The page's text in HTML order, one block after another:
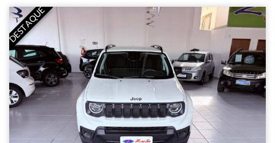
DESTAQUE